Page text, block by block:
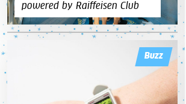
powered by Raiffeisen Club
Buzz